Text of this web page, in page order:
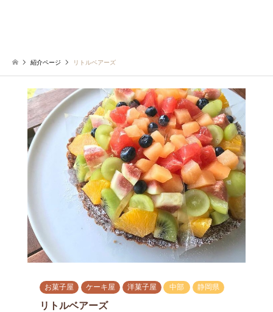
紹介ページ リトルベアーズ
お菓子屋 ケーキ屋 洋菓子屋 中部 静岡県
リトルベアーズ